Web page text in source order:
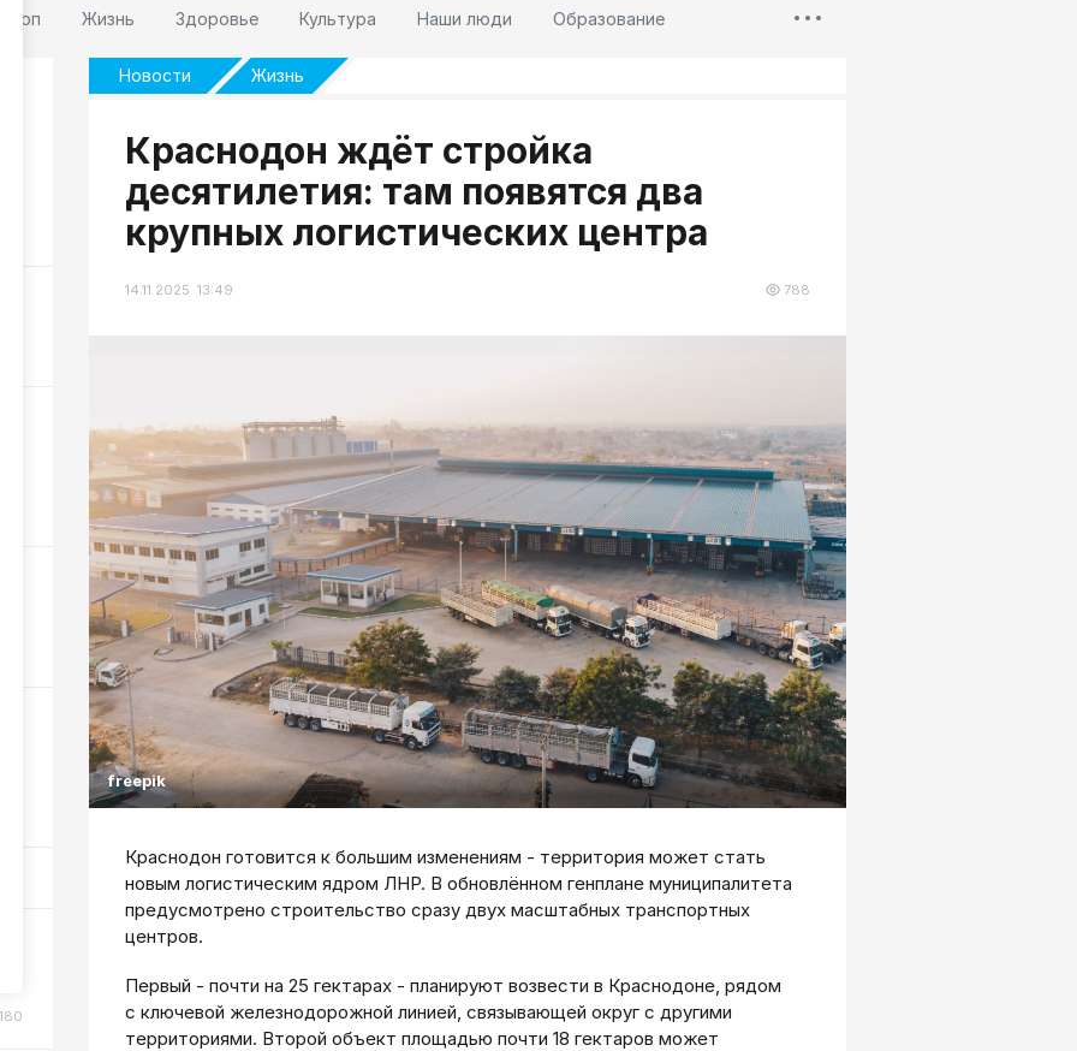
Жизнь Здоровье Культура Наши люди Образование
180
Новости Жизнь
Краснодон ждёт стройка
десятилетия: там появятся два
крупных логистических центра
14.11.2025 13:49 788
freepik
Краснодон готовится к большим изменениям - территория может стать
новым логистическим ядром ЛНР. В обновлённом генплане муниципалитета
предусмотрено строительство сразу двух масштабных транспортных
центров.
Первый - почти на 25 гектарах - планируют возвести в Краснодоне, рядом
с ключевой железнодорожной линией, связывающей округ с другими
территориями. Второй объект площадью почти 18 гектаров может